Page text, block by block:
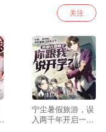
关注
1108
宁尘暑假旅游，误
入两千年开启一次